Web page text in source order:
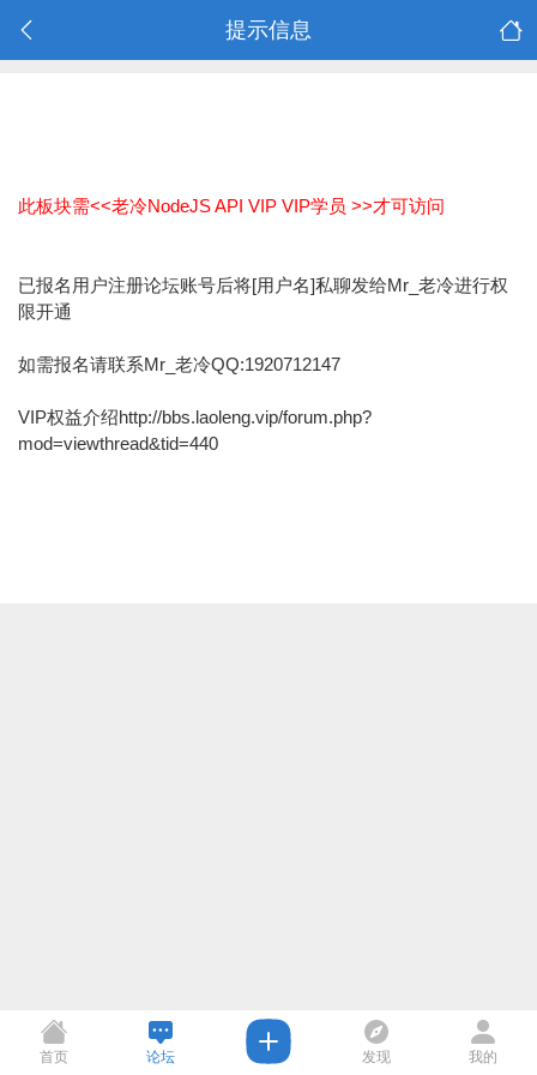
提示信息
此板块需<<老冷NodeJS API VIP VIP学员 >>才可访问
已报名用户注册论坛账号后将[用户名]私聊发给Mr_老冷进行权
限开通
如需报名请联系Mr_老冷QQ:1920712147
VIP权益介绍http://bbs.laoleng.vip/forum.php?
mod=viewthread&tid=440
首页 论坛 发现 我的